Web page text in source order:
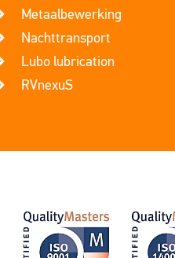
Metaalbewerking
Nachttransport
Lubo lubrication
RVnexuS